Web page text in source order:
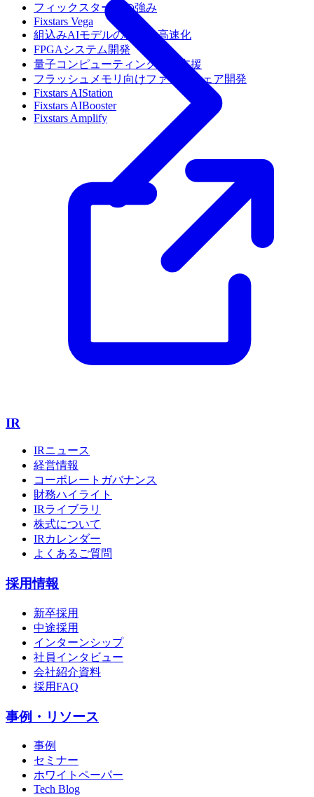
フィックスターズの強み
Fixstars Vega
組込みAIモデルの移植・高速化
FPGAシステム開発
量子コンピューティング活用支援
フラッシュメモリ向けファームウェア開発
Fixstars AIStation
Fixstars AIBooster
Fixstars Amplify
IR
IRニュース
経営情報
コーポレートガバナンス
財務ハイライト
IRライブラリ
株式について
IRカレンダー
よくあるご質問
採用情報
新卒採用
中途採用
インターンシップ
社員インタビュー
会社紹介資料
採用FAQ
事例・リソース
事例
セミナー
ホワイトペーパー
Tech Blog